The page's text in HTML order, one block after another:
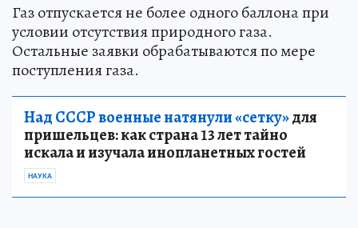
Газ отпускается не более одного баллона при
условии отсутствия природного газа.
Остальные заявки обрабатываются по мере
поступления газа.
Над СССР военные натянули «сетку»для
пришельцев: как страна 13 лет тайно
искала и изучала инопланетных гостей
НАУКА